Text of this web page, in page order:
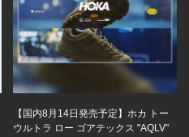
【国内8月14日発売予定】ホカ トー
ウルトラ ロー ゴアテックス "AQLV"